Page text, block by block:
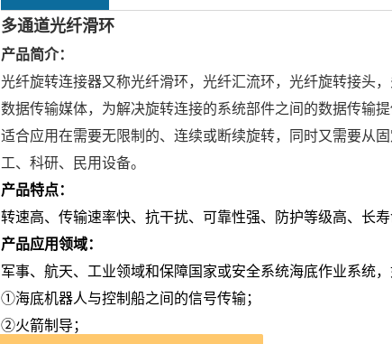
多通道光纤滑环
产品简介：
光纤旋转连接器又称光纤滑环，光纤汇流环，光纤旋转接头，
数据传输媒体，为解决旋转连接的系统部件之间的数据传输
适合应用在需要无限制的、连续或断续旋转，同时又需要从
工、科研、民用设备。
产品特点：
转速高、传输速率快、抗干扰、可靠性强、防护等级高、长寿
产品应用领域：
军事、航天、工业领域和保障国家或安全系统海底作业系统，
①海底机器人与控制船之间的信号传输；
②火箭制导；